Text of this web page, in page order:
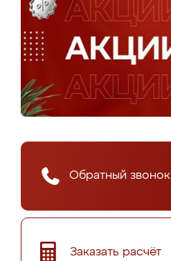
Обратный звонок
Заказать расчёт